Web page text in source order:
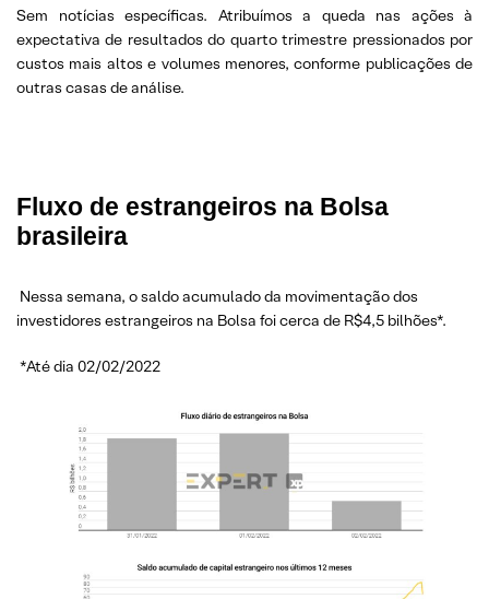
Sem notícias específicas. Atribuímos a queda nas ações à
expectativa de resultados do quarto trimestre pressionados por
custos mais altos e volumes menores, conforme publicações de
outras casas de análise.
Fluxo de estrangeiros na Bolsa
brasileira
Nessa semana, o saldo acumulado da movimentação dos
investidores estrangeiros na Bolsa foi cerca de R$4,5 bilhões*.
*Até dia 02/02/2022